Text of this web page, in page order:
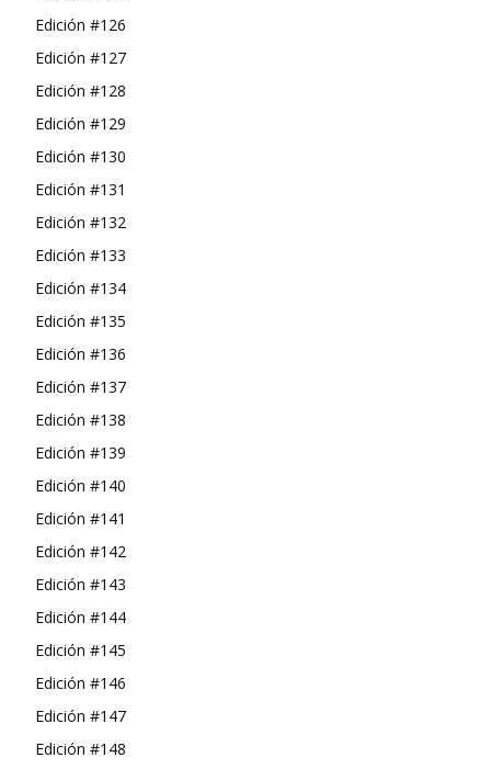
Edición #126
Edición #127
Edición #128
Edición #129
Edición #130
Edición #131
Edición #132
Edición #133
Edición #134
Edición #135
Edición #136
Edición #137
Edición #138
Edición #139
Edición #140
Edición #141
Edición #142
Edición #143
Edición #144
Edición #145
Edición #146
Edición #147
Edición #148